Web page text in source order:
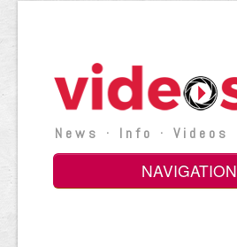
News · Info · Videos
NAVIGATION